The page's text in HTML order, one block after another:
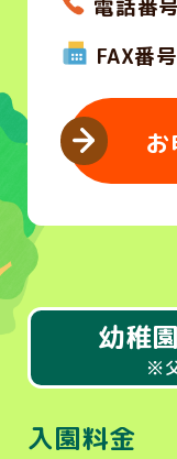
電話番号
FAX番号
幼稚
※
入園料金